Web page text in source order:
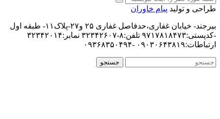
طراحی و تولید پیام خاوران
بیرجند- خیابان غفاری،حدفاصل غفاری ۲۵ و۲۷-پلاک۱۱- طبقه اول
-کدپستی:۹۷۱۷۸۱۸۴۷۳ تلفن:۸-۳۲۳۴۲۶۰۷ نمابر:۳۲۳۴۲۰۱۴
ارتباطات:۰۹۰۳۰۶۴۳۸۱۹ -۰۹۳۶۸۳۵۰۴۹۴
جستجو